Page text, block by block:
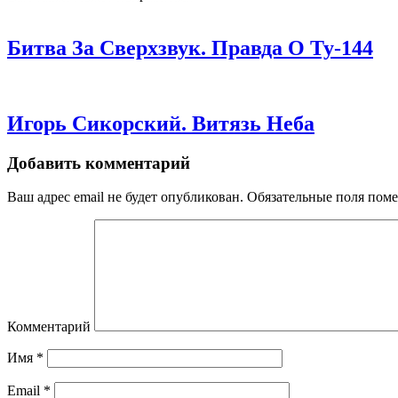
Битва За Сверхзвук. Правда О Ту-144
Игорь Сикорский. Витязь Неба
Добавить комментарий
Ваш адрес email не будет опубликован. Обязательные поля
Комментарий
Имя *
Email *